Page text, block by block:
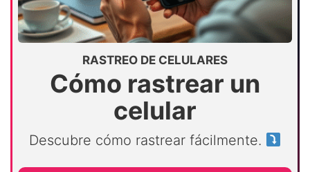
RASTREO DE CELULARES
Cómo rastrear un
celular
Descubre cómo rastrear fácilmente.